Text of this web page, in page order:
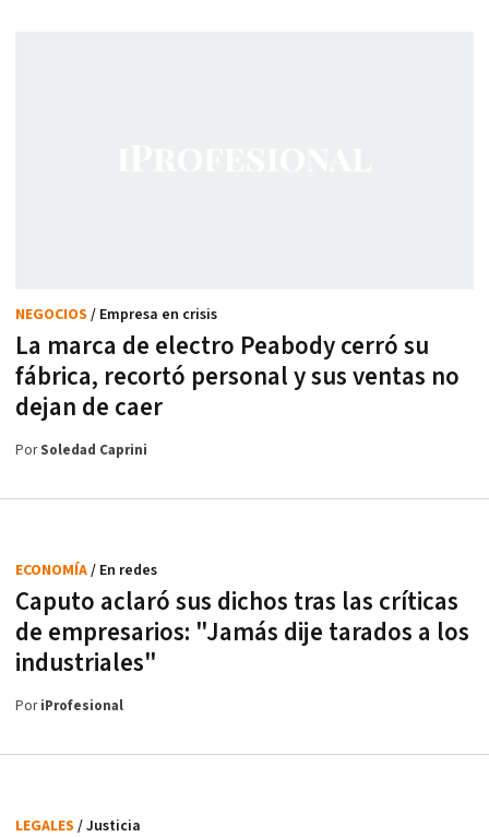
La marca de electro Peabody cerró su
fábrica, recortó personal y sus ventas no
dejan de caer
NEGOCIOS / Empresa en crisis
PorSoledad Caprini
Caputo aclaró sus dichos tras las críticas
de empresarios: "Jamás dije tarados a los
industriales"
ECONOMÍA/ En redes
PoriProfesional
LEGALES / Justicia